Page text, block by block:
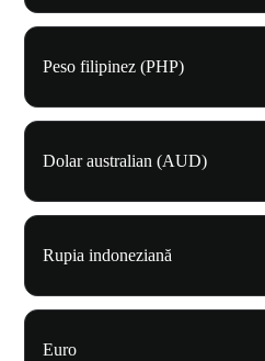
Peso filipinez (PHP)
Dolar australian (AUD)
Rupia indoneziană
Euro